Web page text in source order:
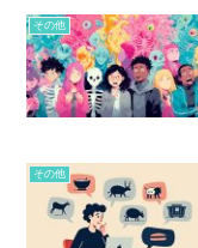
その他
その他